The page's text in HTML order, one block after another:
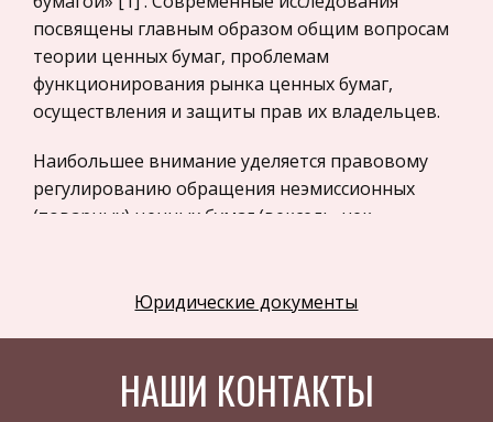
Уголовное и уголовно-исполнительное
право
Налоговое право
Техника
Компьютеры, Программирование
История экономических учений
Физкультура и Спорт
Правоохранительные органы
посвящены главным образом общим вопросам
теории ценных бумаг, проблемам
функционирования рынка ценных бумаг,
осуществления и защиты прав их владельцев.
Наибольшее внимание уделяется правовому
регулированию обращения неэмиссионных
(товарных) ценных бумаг (вексель, чек,
бумаг на две группы [2] : · государственные
В основу такого разделения положен вид
эмитента [3] . Ценные бумаги первой группы
Юридические документы
НАШИ КОНТАКТЫ